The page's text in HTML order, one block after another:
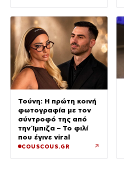
Τούνη: Η πρώτη κοινή
φωτογραφία με τον
σύντροφό της από
την Ίμπιζα – Το φιλί
που έγινε viral
COUSCOUS.GR ↗